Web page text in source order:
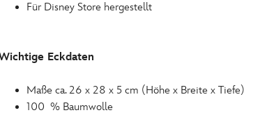
Für Disney Store hergestellt
Eckdaten
Maße ca. 26 x 28 x 5 cm (Höhe x Breite x Tiefe)
100 % Baumwolle